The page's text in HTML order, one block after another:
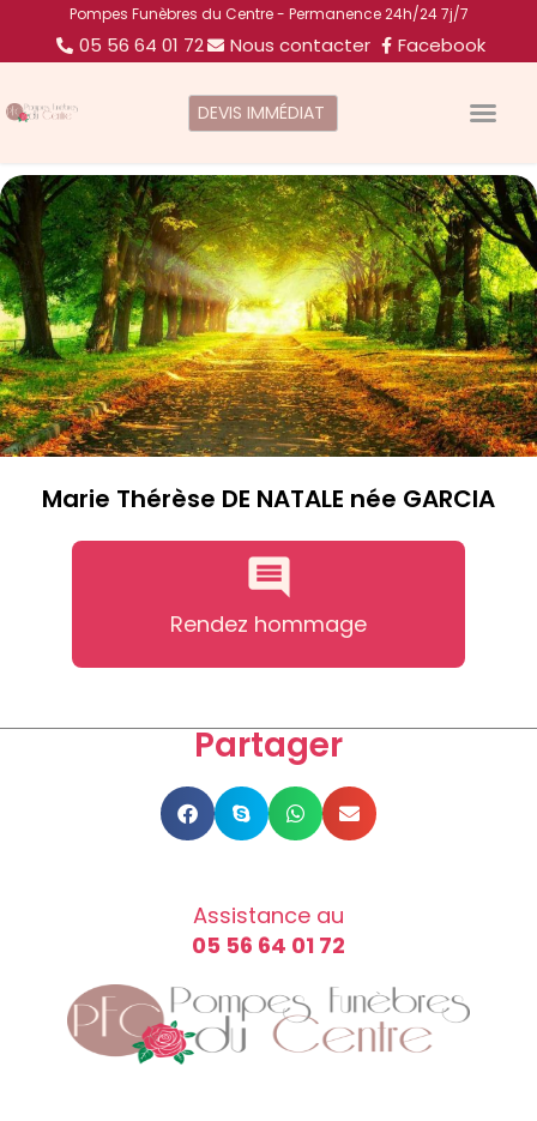
Pompes Funèbres du Centre - Permanence 24h/24 7j/7
05 56 64 01 72 Nous contacter Facebook
DEVIS IMMÉDIAT
Marie Thérèse DE NATALE née GARCIA
Rendez hommage
Partager
Assistance au
05 56 64 01 72